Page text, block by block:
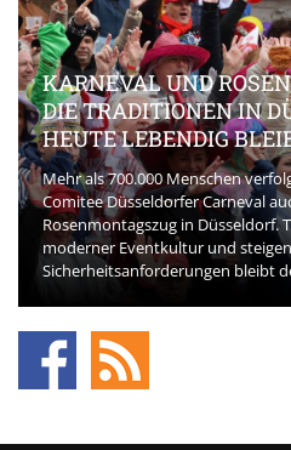
KARNEVAL UND
DIE TRADITIONEN IN
HEUTE LEBENDIG
Mehr als 700.000 Menschen
Comitee Düsseldorfer Carneval
Rosenmontagszug in Düsseldorf.
moderner Eventkultur und
Sicherheitsanforderungen bleibt